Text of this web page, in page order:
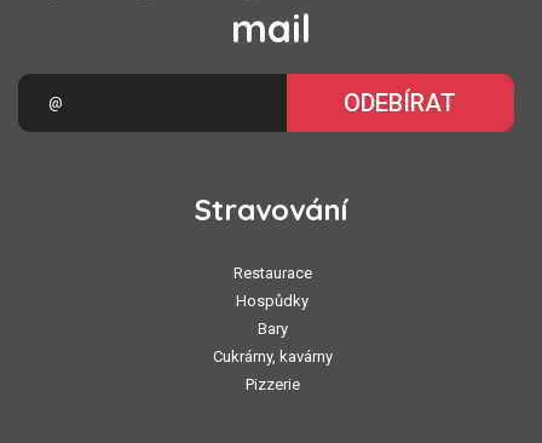
mail
ODEBÍRAT
Stravování
Restaurace
Hospůdky
Bary
Cukrárny, kavárny
Pizzerie